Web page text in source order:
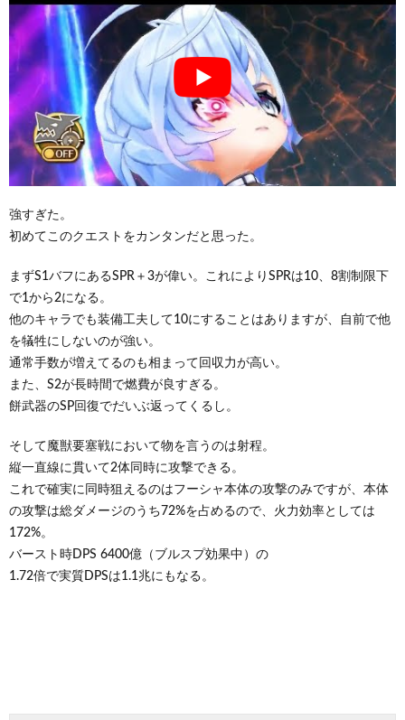
強すぎた。
初めてこのクエストをカンタンだと思った。
まずS1バフにあるSPR＋3が偉い。これによりSPRは10、8割制限下
で1から2になる。
他のキャラでも装備工夫して10にすることはありますが、自前で他
を犠牲にしないのが強い。
通常手数が増えてるのも相まって回収力が高い。
また、S2が長時間で燃費が良すぎる。
餅武器のSP回復でだいぶ返ってくるし。
そして魔獣要塞戦において物を言うのは射程。
縦一直線に貫いて2体同時に攻撃できる。
これで確実に同時狙えるのはフーシャ本体の攻撃のみですが、本体
の攻撃は総ダメージのうち72%を占めるので、火力効率としては
172%。
バースト時DPS 6400億（ブルスプ効果中）の
1.72倍で実質DPSは1.1兆にもなる。